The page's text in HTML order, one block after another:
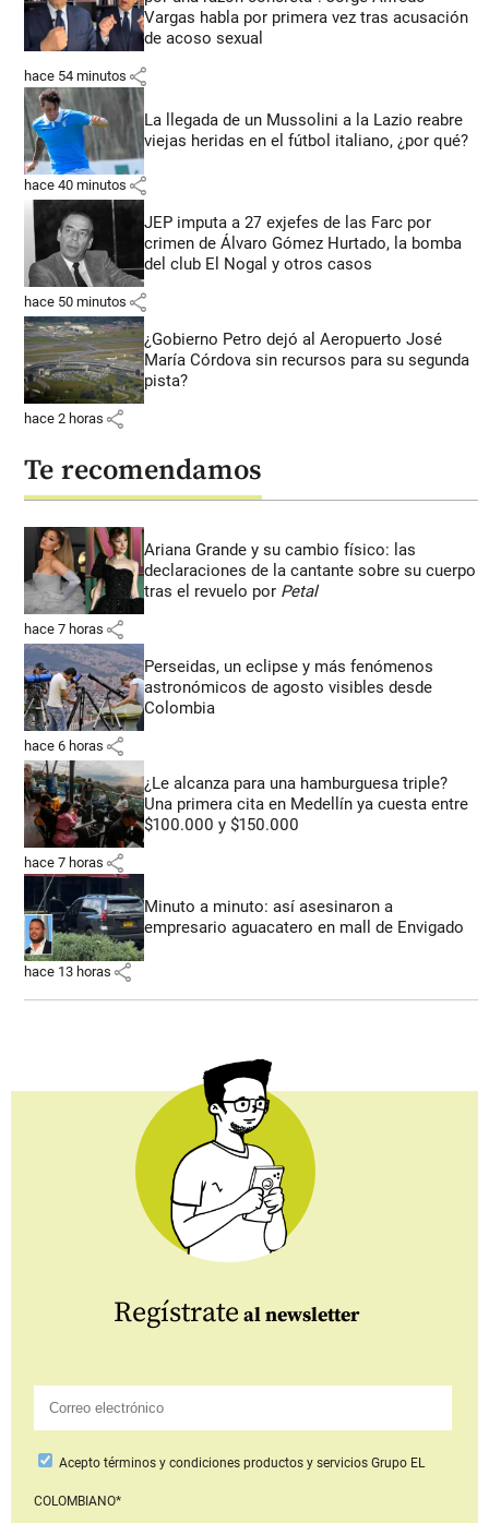
Vargas habla por primera vez tras acusación
de acoso sexual
hace 54 minutos share
La llegada de un Mussolini a la Lazio reabre
viejas heridas en el fútbol italiano, ¿por qué?
hace 40 minutos share
JEP imputa a 27 exjefes de las Farc por
crimen de Álvaro Gómez Hurtado, la bomba
del club El Nogal y otros casos
hace 50 minutos share
¿Gobierno Petro dejó al Aeropuerto José
María Córdova sin recursos para su segunda
pista?
hace 2 horas share
Te recomendamos
Ariana Grande y su cambio físico: las
declaraciones de la cantante sobre su cuerpo
tras el revuelo por Petal
hace 7 horas share
Perseidas, un eclipse y más fenómenos
astronómicos de agosto visibles desde
Colombia
hace 6 horas share
¿Le alcanza para una hamburguesa triple?
Una primera cita en Medellín ya cuesta entre
$100.000 y $150.000
hace 7 horas share
Minuto a minuto: así asesinaron a
empresario aguacatero en mall de Envigado
hace 13 horas share
Regístrate al newsletter
Aceptotérminos y condiciones productos y serviciosGrupo EL
COLOMBIANO*